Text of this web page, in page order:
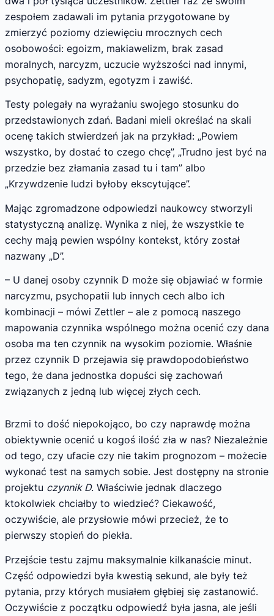
zespołem zadawali im pytania przygotowane by
zmierzyć poziomy dziewięciu mrocznych cech
osobowości: egoizm, makiawelizm, brak zasad
moralnych, narcyzm, uczucie wyższości nad innymi,
psychopatię, sadyzm, egotyzm i zawiść.
Testy polegały na wyrażaniu swojego stosunku do
przedstawionych zdań. Badani mieli określać na skali
ocenę takich stwierdzeń jak na przykład: „Powiem
wszystko, by dostać to czego chcę”, „Trudno jest być na
przedzie bez złamania zasad tu i tam” albo
„Krzywdzenie ludzi byłoby ekscytujące”.
Mając zgromadzone odpowiedzi naukowcy stworzyli
statystyczną analizę. Wynika z niej, że wszystkie te
cechy mają pewien wspólny kontekst, który został
nazwany „D”.
– U danej osoby czynnik D może się objawiać w formie
narcyzmu, psychopatii lub innych cech albo ich
kombinacji – mówi Zettler – ale z pomocą naszego
mapowania czynnika wspólnego można ocenić czy dana
osoba ma ten czynnik na wysokim poziomie. Właśnie
przez czynnik D przejawia się prawdopodobieństwo
tego, że dana jednostka dopuści się zachowań
związanych z jedną lub więcej złych cech.
Brzmi to dość niepokojąco, bo czy naprawdę można
obiektywnie ocenić u kogoś ilość zła w nas? Niezależnie
od tego, czy ufacie czy nie takim prognozom – możecie
wykonać test na samych sobie. Jest dostępny na stronie
projektu czynnik D. Właściwie jednak dlaczego
ktokolwiek chciałby to wiedzieć? Ciekawość,
oczywiście, ale przysłowie mówi przecież, że to
pierwszy stopień do piekła.
Przejście testu zajmu maksymalnie kilkanaście minut.
Część odpowiedzi była kwestią sekund, ale były też
pytania, przy których musiałem głębiej się zastanowić.
Oczywiście z początku odpowiedź była jasna, ale jeśli